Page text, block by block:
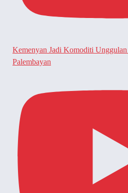
Kemenyan Jadi Komoditi
Palembayan